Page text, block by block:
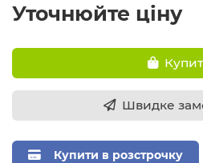
Уточнюйте ціну
Швидке
Купити в розстрочку